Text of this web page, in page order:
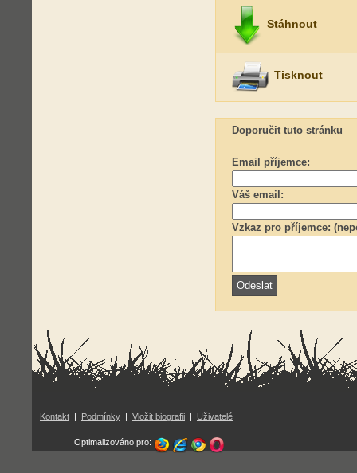
Stáhnout
Tisknout
Doporučit tuto stránku
Email příjemce:
Váš email:
Vzkaz pro příjemce:
Kontakt | Podmínky | Vložit biografii | Uživatelé
Optimalizováno pro: